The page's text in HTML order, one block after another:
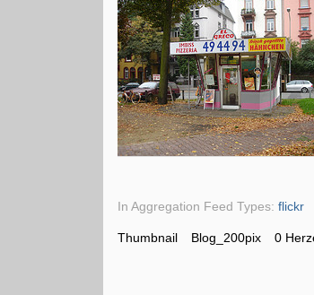
In Aggregation Feed Types:flickr
Thumbnail Blog_200pix 0